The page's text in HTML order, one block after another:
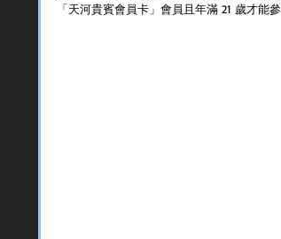
「天河貴賓會員卡」會員且年滿 21 歲才能